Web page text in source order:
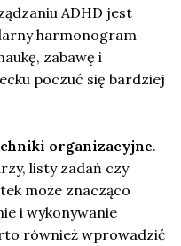
ADHD jest
harmonogram
zabawę i
poczuć się bardziej
organizacyjne.
listy zadań czy
może znacząco
i wykonywanie
również wprowadzić